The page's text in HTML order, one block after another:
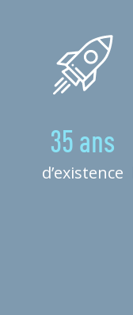
35 ans
d’existence